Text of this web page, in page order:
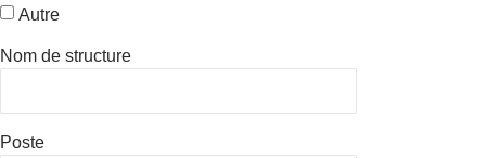
Autre
Nom de structure
Poste